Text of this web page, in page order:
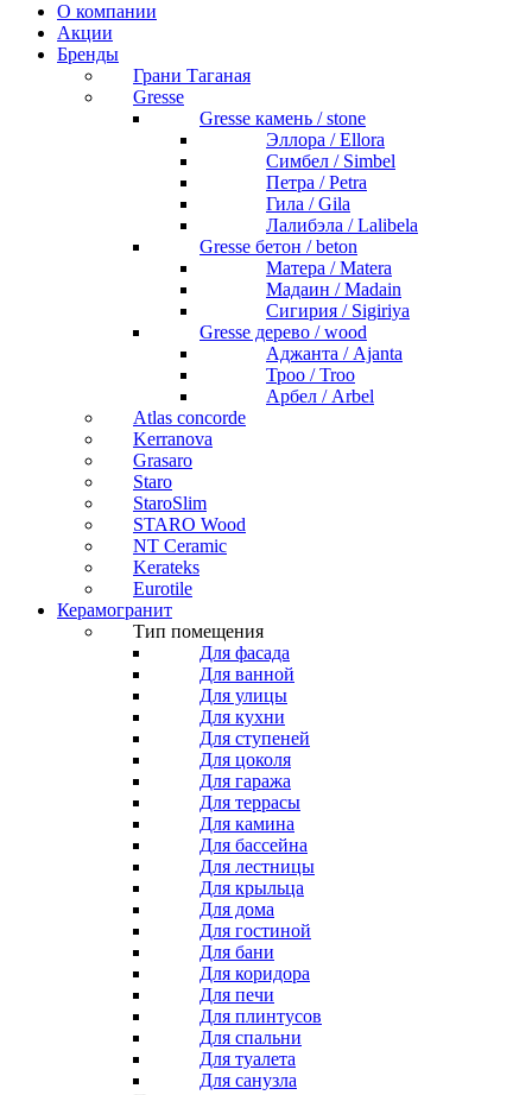
О компании
Акции
Бренды
Грани Таганая
Gresse
Gresse камень / stone
Эллора / Ellora
Симбел / Simbel
Петра / Petra
Гила / Gila
Лалибэла / Lalibela
Gresse бетон / beton
Матера / Matera
Мадаин / Madain
Сигирия / Sigiriya
Gresse дерево / wood
Аджанта / Ajanta
Троо / Troo
Арбел / Arbel
Atlas concorde
Kerranova
Grasaro
Staro
StaroSlim
STARO Wood
NT Ceramic
Kerateks
Eurotile
Керамогранит
Тип помещения
Для фасада
Для ванной
Для улицы
Для кухни
Для ступеней
Для цоколя
Для гаража
Для террасы
Для камина
Для бассейна
Для лестницы
Для крыльца
Для дома
Для гостиной
Для бани
Для коридора
Для печи
Для плинтусов
Для спальни
Для туалета
Для санузла